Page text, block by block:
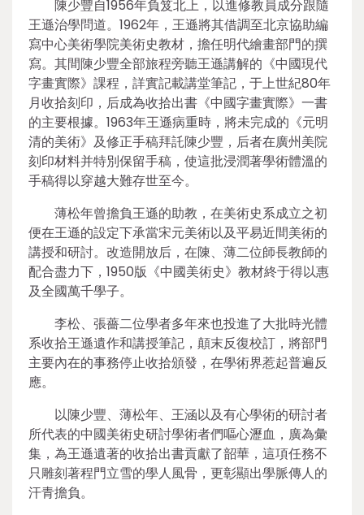
陳少豐自1956年負笈北上，以進修教員成分跟隨
王遜治學問道。1962年，王遜將其借調至北京協助編
寫中心美術學院美術史教材，擔任明代繪畫部門的撰
寫。其間陳少豐全部旅程旁聽王遜講解的《中國現代
字畫實際》課程，詳實記載講堂筆記，于上世紀80年
月收拾刻印，后成為收拾出書《中國字畫實際》一書
的主要根據。1963年王遜病重時，將未完成的《元明
清的美術》及修正手稿拜託陳少豐，后者在廣州美院
刻印材料并特別保留手稿，使這批浸潤著學術體溫的
手稿得以穿越大難存世至今。
薄松年曾擔負王遜的助教，在美術史系成立之初
便在王遜的設定下承當宋元美術以及平易近間美術的
講授和研討。改造開放后，在陳、薄二位師長教師的
配合盡力下，1950版《中國美術史》教材終于得以惠
及全國萬千學子。
李松、張薔二位學者多年來也投進了大批時光體
系收拾王遜遺作和講授筆記，顛末反復校訂，將部門
主要內在的事務停止收拾頒發，在學術界惹起普遍反
應。
以陳少豐、薄松年、王涵以及有心學術的研討者
所代表的中國美術史研討學術者們嘔心瀝血，廣為彙
集，為王遜遺著的收拾出書貢獻了韶華，這項任務不
只雕刻著程門立雪的學人風骨，更彰顯出學脈傳人的
汗青擔負。